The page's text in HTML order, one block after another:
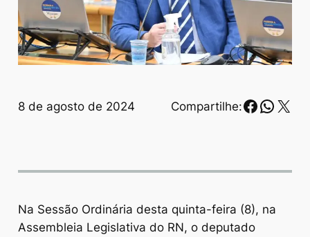
8 de agosto de 2024 Compartilhe: X
Na Sessão Ordinária desta quinta-feira (8), na
Assembleia Legislativa do RN, o deputado